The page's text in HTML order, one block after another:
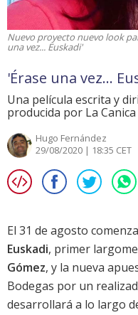
Nuevo proyecto nuevo look
una vez... Euskadi'
'Érase una vez...
Una película escrita y
producida por La Canica
Hugo Fernández
29/08/2020 | 18:35 CET
El 31 de agosto
Euskadi, primer
Gómez, y la nueva
Bodegas por un
desarrollará a lo largo